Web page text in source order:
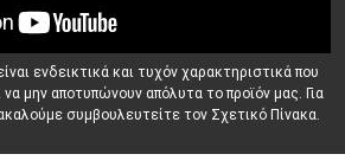
A. Παπανδρέου 4
Δωδεκανήσου 28 &
Πολυτεχνείου
ενδεικτικά και τυχόν χαρακτηριστικά που
μην αποτυπώνουν απόλυτα το προϊόν μας. Για
συμβουλευτείτε τον Σχετικό Πίνακα.